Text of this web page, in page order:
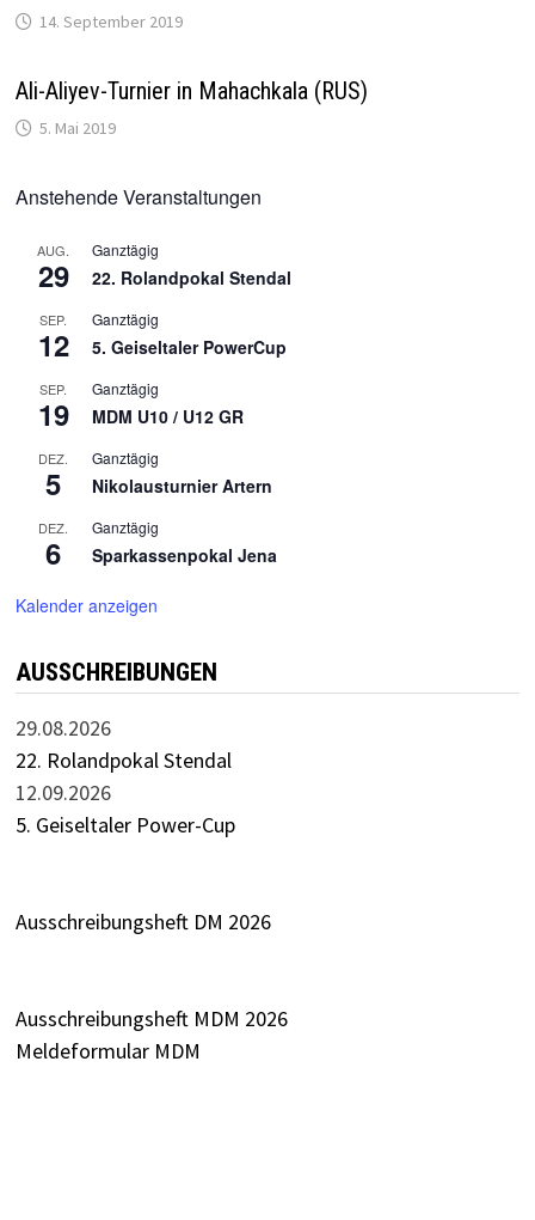
14. September 2019
Ali-Aliyev-Turnier in Mahachkala (RUS)
5. Mai 2019
Anstehende Veranstaltungen
AUG.
29
Ganztägig
22. Rolandpokal Stendal
SEP.
12
Ganztägig
5. Geiseltaler PowerCup
SEP.
19
Ganztägig
MDM U10 / U12 GR
DEZ.
5
Ganztägig
Nikolausturnier Artern
DEZ.
6
Ganztägig
Sparkassenpokal Jena
Kalender anzeigen
AUSSCHREIBUNGEN
29.08.2026
22. Rolandpokal Stendal
12.09.2026
5. Geiseltaler Power-Cup
Ausschreibungsheft DM 2026
Ausschreibungsheft MDM 2026
Meldeformular MDM